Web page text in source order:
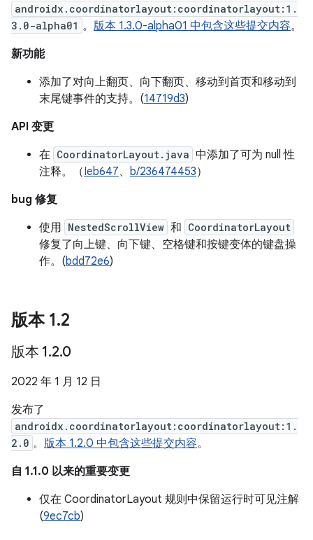
androidx.coordinatorlayout:coordinatorlayout:1.
3.0-alpha01 。 版本 1.3.0-alpha01 中包含这些提交内容。
新功能
添加了对向上翻页、向下翻页、移动到首页和移动到
末尾键事件的支持。(14719d3)
API 变更
在 CoordinatorLayout.java 中添加了可为 null 性
注释。（Ieb647、 b/236474453）
bug 修复
使用 NestedScrollView 和 CoordinatorLayout
修复了向上键、向下键、空格键和按键变体的键盘操
作。(bdd72e6)
版本 1.2
版本 1.2.0
2022 年 1 月 12 日
发布了
androidx.coordinatorlayout:coordinatorlayout:1.
2.0 。 版本 1.2.0 中包含这些提交内容。
自 1.1.0 以来的重要变更
仅在 CoordinatorLayout 规则中保留运行时可见注解
(9ec7cb)